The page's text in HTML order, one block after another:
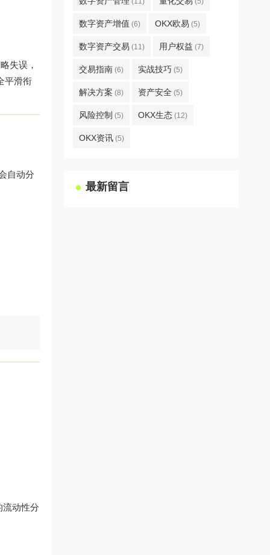
失误，
平滑衔
自动分
流动性分
数字资产增值 (6) OKX欧易 (5)
数字资产交易 (11) 用户权益 (7)
交易指南 (6) 实战技巧 (5)
解决方案 (8) 资产安全 (5)
风险控制 (5) OKX生态 (12)
OKX资讯 (5)
最新留言